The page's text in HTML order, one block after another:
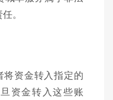
。
资金转入指定的
资金转入这些账